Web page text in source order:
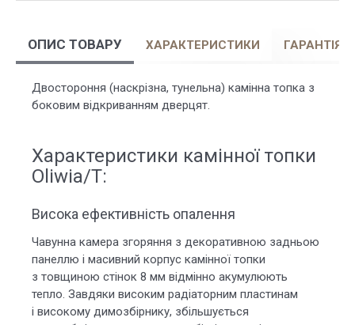
ОПИС ТОВАРУ ХАРАКТЕРИСТИКИ ГАРАНТІЯ
Двостороння (наскрізна, тунельна) камінна топка з
боковим відкриванням дверцят.
Характеристики камінної топки
Oliwia/T:
Висока ефективність опалення
Чавунна камера згоряння з декоративною задньою
панеллю і масивний корпус камінної топки
з товщиною стінок 8 мм відмінно акумулюють
тепло. Завдяки високим радіаторним пластинам
і високому димозбірнику, збільшується